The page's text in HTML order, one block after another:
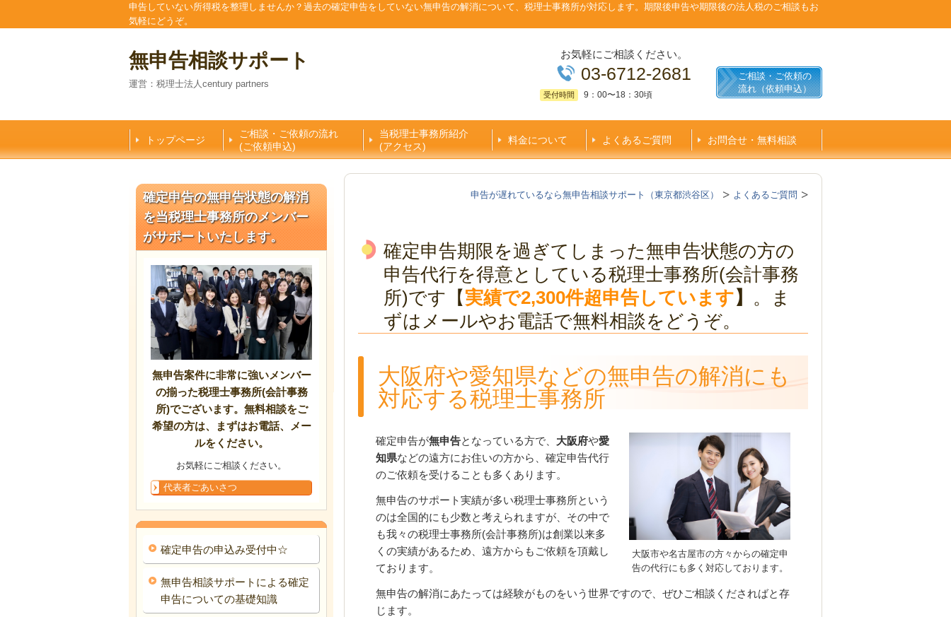
申告していない所得税を整理しませんか？過去の確定申告をしていない無申告の解消について、税理士事務所が対応します。期限後申告や期限後の法人税のご相談もお
気軽にどうぞ。
無申告相談サポート
運営：税理士法人century partners
お気軽にご相談ください。
03-6712-2681
受付時間 9：00〜18：30頃
ご相談・ご依頼の
流れ（依頼申込）
トップページ
ご相談・ご依頼の流れ
(ご依頼申込)
当税理士事務所紹介
(アクセス)
料金について よくあるご質問 お問合せ・無料相談
申告が遅れているなら無申告相談サポート（東京都渋谷区） よくあるご質問
確定申告期限を過ぎてしまった無申告状態の方の
申告代行を得意としている税理士事務所(会計事務
所)です【実績で2,300件超申告しています】 。ま
ずはメールやお電話で無料相談をどうぞ。
大阪府や愛知県などの無申告の解消にも
対応する税理士事務所
大阪市や名古屋市の方々からの確定申
告の代行にも多く対応しております。
確定申告が無申告となっている方で、 大阪府や愛
知県などの遠方にお住いの方から、確定申告代行
のご依頼を受けることも多くあります。
無申告のサポート実績が多い税理士事務所という
のは全国的にも少数と考えられますが、その中で
も我々の税理士事務所(会計事務所)は創業以来多
くの実績があるため、遠方からもご依頼を頂戴し
ております。
無申告の解消にあたっては経験がものをいう世界ですので、ぜひご相談くださればと存
じます。
確定申告の無申告状態の解消
を当税理士事務所のメンバー
がサポートいたします。
無申告案件に非常に強いメンバー
の揃った税理士事務所(会計事務
所)でございます。無料相談をご
希望の方は、まずはお電話、メー
ルをください。
お気軽にご相談ください。
代表者ごあいさつ
確定申告の申込み受付中☆
無申告相談サポートによる確定
申告についての基礎知識